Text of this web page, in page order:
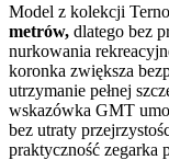
Model z kolekcji
metrów, dlatego bez
nurkowania
koronka zwiększa
utrzymanie pełnej
wskazówka GMT
bez utraty
praktyczność zegarka